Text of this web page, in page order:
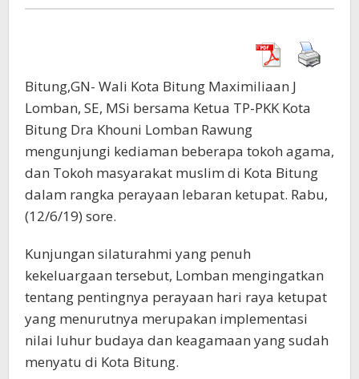
Rasa
Beragama
Bitung,GN- Wali Kota Bitung Maximiliaan J
Lomban, SE, MSi bersama Ketua TP-PKK Kota
Bitung Dra Khouni Lomban Rawung
mengunjungi kediaman beberapa tokoh agama,
dan Tokoh masyarakat muslim di Kota Bitung
dalam rangka perayaan lebaran ketupat. Rabu,
(12/6/19) sore.
Kunjungan silaturahmi yang penuh
kekeluargaan tersebut, Lomban mengingatkan
tentang pentingnya perayaan hari raya ketupat
yang menurutnya merupakan implementasi
nilai luhur budaya dan keagamaan yang sudah
menyatu di Kota Bitung.